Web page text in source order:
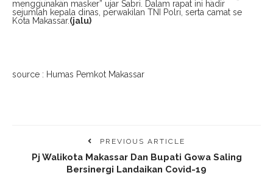
menggunakan masker” ujar Sabri. Dalam rapat ini hadir
sejumlah kepala dinas, perwakilan TNI Polri, serta camat se
Kota Makassar.(jalu)
source : Humas Pemkot Makassar
PREVIOUS ARTICLE
Pj Walikota Makassar Dan Bupati Gowa Saling
Bersinergi Landaikan Covid-19